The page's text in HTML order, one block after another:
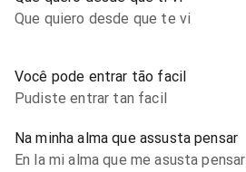
Que quiero desde que te vi
Você pode entrar tão facil
Pudiste entrar tan facil
Na minha alma que assusta pensar
En la mi alma que me asusta pensar